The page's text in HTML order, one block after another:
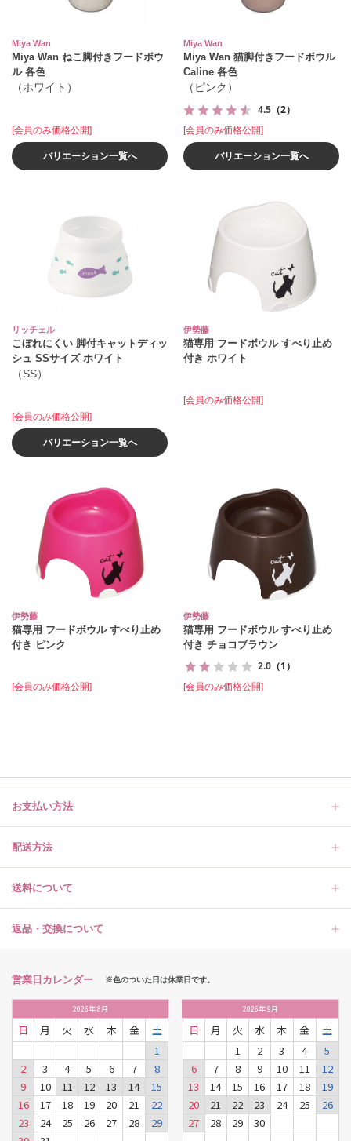
Miya Wan
Miya Wan ねこ脚付きフードボウ
ル 各色
（ホワイト）
[会員のみ価格公開]
バリエーション一覧へ
Miya Wan
Miya Wan 猫脚付きフードボウル
Caline 各色
（ピンク）
4.5 （2）
[会員のみ価格公開]
バリエーション一覧へ
リッチェル
こぼれにくい 脚付キャットディッ
シュ SSサイズ ホワイト
（SS）
[会員のみ価格公開]
バリエーション一覧へ
伊勢藤
猫専用 フードボウル すべり止め
付き ホワイト
[会員のみ価格公開]
伊勢藤
猫専用 フードボウル すべり止め
付き ピンク
[会員のみ価格公開]
伊勢藤
猫専用 フードボウル すべり止め
付き チョコブラウン
2.0 （1）
[会員のみ価格公開]
お支払い方法
配送方法
送料について
返品・交換について
営業日カレンダー ※色のついた日は休業日です。
2026年8月
日 月 火 水 木 金
土
1
2
3 4 5 6 7
8
9
10 11 12 13 14
15
16
17 18 19 20 21
22
23
24 25 26 27 28
29
2026年9月
日 月 火 水 木 金
土
1
2 3 4
5
6
7 8 9 10 11
12
13
14 15 16 17 18
19
20
21 22 23 24 25
26
27
28 29 30